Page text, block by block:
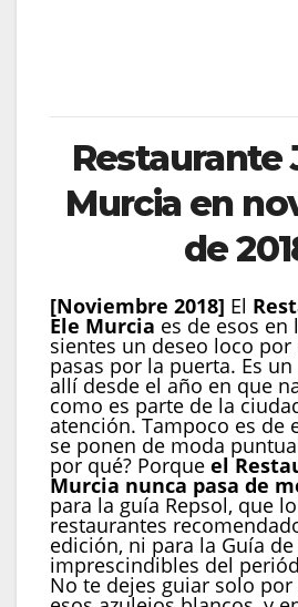
Restaurante
Murcia en
de
[Noviembre 2018] El
Ele Murcia es de esos en
sientes un deseo loco
pasas por la puerta. Es
allí desde el año en que
como es parte de la
atención. Tampoco es de
se ponen de moda
por qué? Porque el
Murcia nunca pasa de
para la guía Repsol, que
restaurantes
edición, ni para la Guía
imprescindibles del
No te dejes guiar solo por